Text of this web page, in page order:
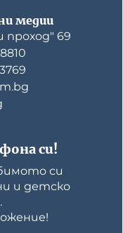
си!
си
и детско
медии
проход" 69